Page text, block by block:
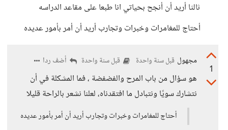
ثالثا أريد أن أنجح بحياتي انا طبعا على مقاعد الدراسه
أحتاج للمغامرات وخبرات وتجارب أريد أن أمر بأمور عديده
1
مجهول قبل سنة واحدة قبل سنة واحدة أضف ردا
هو سؤال من باب المرح والفضفضة ، فما المشكلة في أن
نتشارك سويًا ونتبادل ما افتقدناه، لعلنا نشعر بالراحة قليلا
أحتاج للمغامرات وخبرات وتجارب أريد أن أمر بأمور عديده